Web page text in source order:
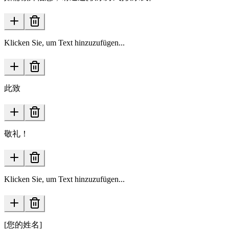
Klicken Sie, um Text hinzuzufügen...
此致
敬礼！
Klicken Sie, um Text hinzuzufügen...
[您的姓名]